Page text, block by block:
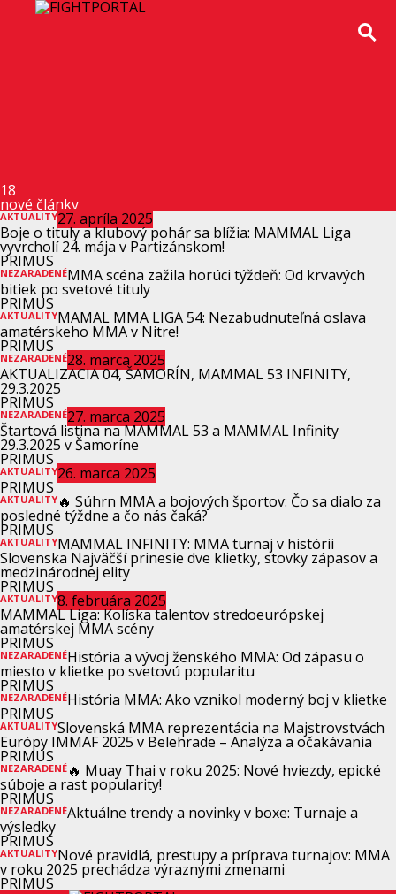
AKTUALITY
18
nové články
27. apríla 2025
AKTUALITY
Boje o tituly a klubový pohár sa blížia: MAMMAL Liga
vyvrcholí 24. mája v Partizánskom!
PRIMUS
NEZARADENÉMMA scéna zažila horúci týždeň: Od krvavých
bitiek po svetové tituly
PRIMUS
AKTUALITYMAMAL MMA LIGA 54: Nezabudnuteľná oslava
amatérskeho MMA v Nitre!
PRIMUS
28. marca 2025
NEZARADENÉ
AKTUALIZACIA 04, ŠAMORÍN, MAMMAL 53 INFINITY,
29.3.2025
PRIMUS
27. marca 2025
NEZARADENÉ
Štartová listina na MAMMAL 53 a MAMMAL Infinity
29.3.2025 v Šamoríne
PRIMUS
26. marca 2025
AKTUALITY
PRIMUS
AKTUALITY 🔥 Súhrn MMA a bojových športov: Čo sa dialo za
posledné týždne a čo nás čaká?
PRIMUS
AKTUALITYMAMMAL INFINITY: MMA turnaj v histórii
Slovenska Najväčší prinesie dve klietky, stovky zápasov a
medzinárodnej elity
PRIMUS
8. februára 2025
AKTUALITY
MAMMAL Liga: Kolíska talentov stredoeurópskej
amatérskej MMA scény
PRIMUS
NEZARADENÉHistória a vývoj ženského MMA: Od zápasu o
miesto v klietke po svetovú popularitu
PRIMUS
NEZARADENÉHistória MMA: Ako vznikol moderný boj v klietke
PRIMUS
AKTUALITYSlovenská MMA reprezentácia na Majstrovstvách
Európy IMMAF 2025 v Belehrade – Analýza a očakávania
PRIMUS
NEZARADENÉ 🔥 Muay Thai v roku 2025: Nové hviezdy, epické
súboje a rast popularity!
PRIMUS
NEZARADENÉAktuálne trendy a novinky v boxe: Turnaje a
výsledky
PRIMUS
AKTUALITYNové pravidlá, prestupy a príprava turnajov: MMA
v roku 2025 prechádza výraznými zmenami
PRIMUS